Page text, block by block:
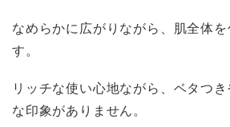
なめらかに広がりながら、肌全体
す。
リッチな使い心地ながら、ベタつ
な印象がありません。